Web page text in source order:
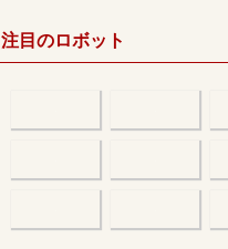
注目のロボット